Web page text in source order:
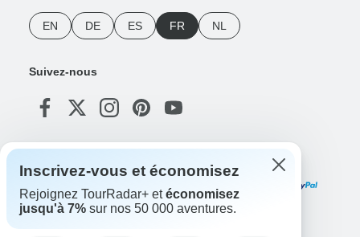
EN DE ES FR NL
Suivez-nous
Inscrivez-vous et économisez
Rejoignez TourRadar+ etéconomisez
jusqu'à 7% sur nos 50 000 aventures.